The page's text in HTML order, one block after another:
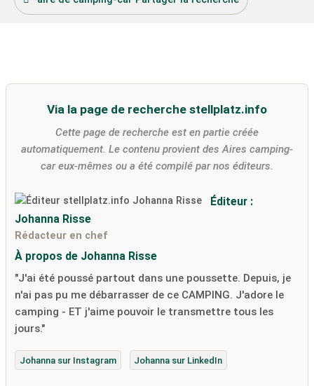
Via la page de recherche stellplatz.info
Cette page de recherche est en partie créée
automatiquement. Le contenu provient des Aires camping-
car eux-mêmes ou a été compilé par nos éditeurs.
Éditeur :
Johanna Risse
Rédacteur en chef
À propos de Johanna Risse
"J'ai été poussé partout dans une poussette. Depuis, je
n'ai pas pu me débarrasser de ce CAMPING. J'adore le
camping - ET j'aime pouvoir le transmettre tous les
jours."
Johanna sur Instagram Johanna sur LinkedIn